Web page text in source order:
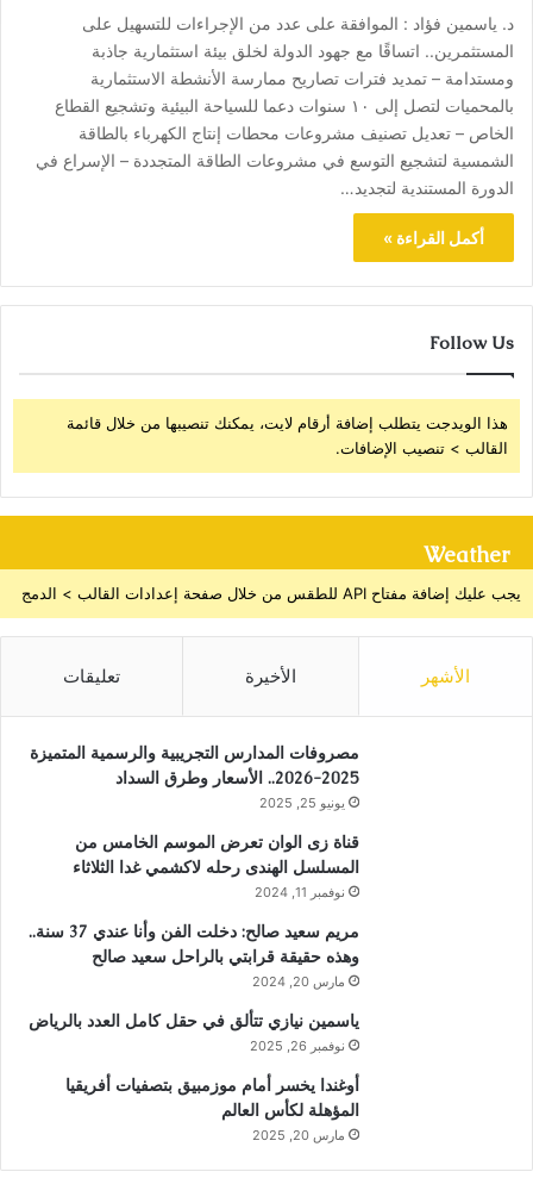
د. ياسمين فؤاد : الموافقة على عدد من الإجراءات للتسهيل على
المستثمرين.. اتساقًا مع جهود الدولة لخلق بيئة استثمارية جاذبة
ومستدامة – تمديد فترات تصاريح ممارسة الأنشطة الاستثمارية
بالمحميات لتصل إلى ١٠ سنوات دعما للسياحة البيئية وتشجيع القطاع
الخاص – تعديل تصنيف مشروعات محطات إنتاج الكهرباء بالطاقة
الشمسية لتشجيع التوسع في مشروعات الطاقة المتجددة – الإسراع في
الدورة المستندية لتجديد…
أكمل القراءة »
Follow Us
هذا الويدجت يتطلب إضافة أرقام لايت، يمكنك تنصيبها من خلال قائمة
القالب > تنصيب الإضافات.
Weather
يجب عليك إضافة مفتاح API للطقس من خلال صفحة إعدادات القالب > الدمج
الأشهر الأخيرة تعليقات
مصروفات المدارس التجريبية والرسمية المتميزة
2025-2026.. الأسعار وطرق السداد
يونيو 25, 2025
قناة زى الوان تعرض الموسم الخامس من
المسلسل الهندى رحله لاكشمي غدا الثلاثاء
نوفمبر 11, 2024
مريم سعيد صالح: دخلت الفن وأنا عندي 37 سنة..
وهذه حقيقة قرابتي بالراحل سعيد صالح
مارس 20, 2024
ياسمين نيازي تتألق في حقل كامل العدد بالرياض
نوفمبر 26, 2025
أوغندا يخسر أمام موزمبيق بتصفيات أفريقيا
المؤهلة لكأس العالم
مارس 20, 2025